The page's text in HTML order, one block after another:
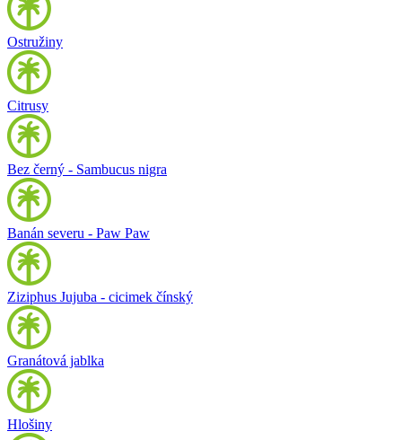
Ostružiny
Citrusy
Bez černý - Sambucus nigra
Banán severu - Paw Paw
Ziziphus Jujuba - cicimek čínský
Granátová jablka
Hlošiny